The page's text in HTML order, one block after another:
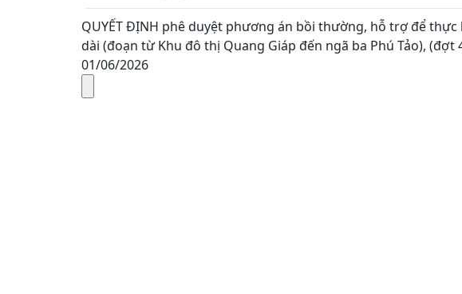
QUYẾT ĐỊNH phê duyệt phương án bồi thường, hỗ trợ để
dài (đoạn từ Khu đô thị Quang Giáp đến ngã ba Phú Tảo), (đợt
01/06/2026